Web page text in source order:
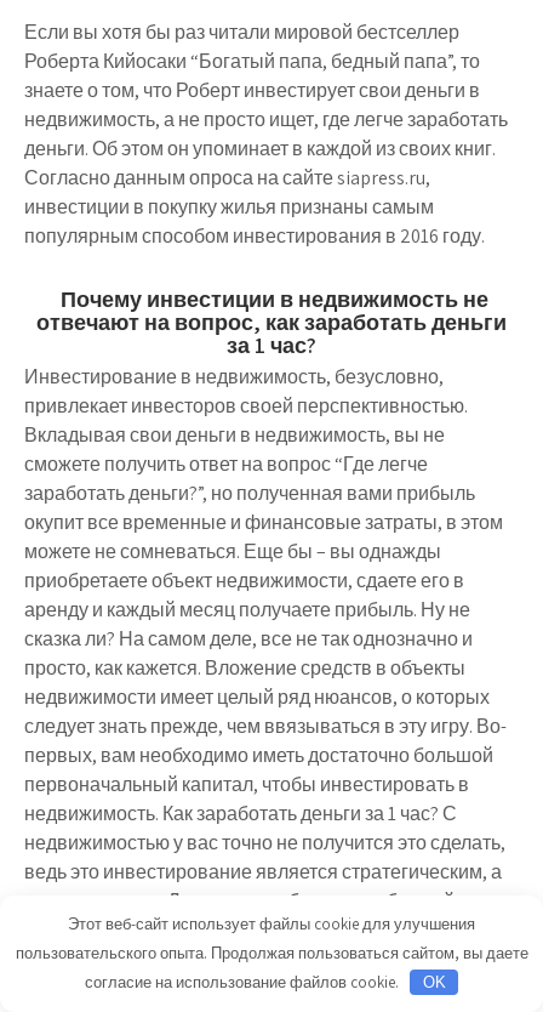
Если вы хотя бы раз читали мировой бестселлер
Роберта Кийосаки “Богатый папа, бедный папа”, то
знаете о том, что Роберт инвестирует свои деньги в
недвижимость, а не просто ищет, где легче заработать
деньги. Об этом он упоминает в каждой из своих книг.
Согласно данным опроса на сайте siapress.ru,
инвестиции в покупку жилья признаны самым
популярным способом инвестирования в 2016 году.
Почему инвестиции в недвижимость не
отвечают на вопрос, как заработать деньги
за 1 час?
Инвестирование в недвижимость, безусловно,
привлекает инвесторов своей перспективностью.
Вкладывая свои деньги в недвижимость, вы не
сможете получить ответ на вопрос “Где легче
заработать деньги?”, но полученная вами прибыль
окупит все временные и финансовые затраты, в этом
можете не сомневаться. Еще бы – вы однажды
приобретаете объект недвижимости, сдаете его в
аренду и каждый месяц получаете прибыль. Ну не
сказка ли? На самом деле, все не так однозначно и
просто, как кажется. Вложение средств в объекты
недвижимости имеет целый ряд нюансов, о которых
следует знать прежде, чем ввязываться в эту игру. Во-
первых, вам необходимо иметь достаточно большой
первоначальный капитал, чтобы инвестировать в
недвижимость. Как заработать деньги за 1 час?С
недвижимостью у вас точно не получится это сделать,
ведь это инвестирование является стратегическим, а
не тактическим. Даже на приобретение обычной
однокомнатной квартиры потребуется несколько
десятков тысяч долларов. Если вы планируете в
дальнейшем сдавать недвижимость в аренду и
Этот веб-сайт использует файлы cookie для улучшения
пользовательского опыта. Продолжая пользоваться сайтом, вы даете
согласие на использование файлов cookie.
OK